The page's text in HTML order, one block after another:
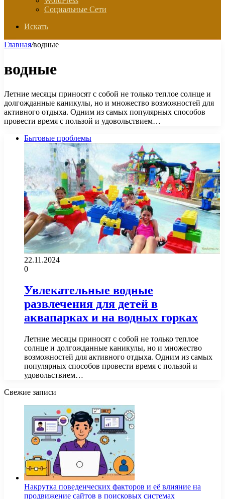
Социальные Сети
Искать
Главная/водные
водные
Летние месяцы приносят с собой не только теплое солнце и
долгожданные каникулы, но и множество возможностей для
активного отдыха. Одним из самых популярных способов
провести время с пользой и удовольствием…
Бытовые проблемы
22.11.2024
0
Увлекательные водные
развлечения для детей в
аквапарках и на водных горках
Летние месяцы приносят с собой не только теплое
солнце и долгожданные каникулы, но и множество
возможностей для активного отдыха. Одним из самых
популярных способов провести время с пользой и
удовольствием…
Свежие записи
Накрутка поведенческих факторов и её влияние на
продвижение сайтов в поисковых системах